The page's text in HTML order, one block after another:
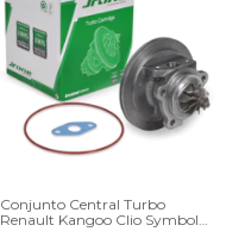
Conjunto Central Turbo
Renault Kangoo Clio Symbol